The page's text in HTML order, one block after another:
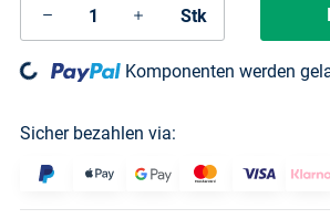
Stk
Loading... Komponenten werden
Sicher bezahlen via: